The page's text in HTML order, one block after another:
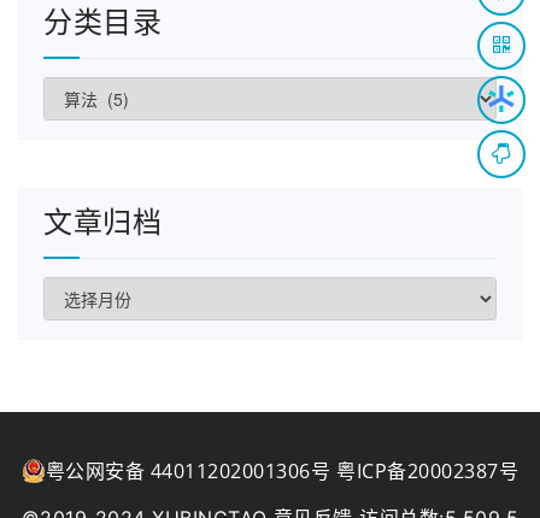
分类目录
类
文章归档
章
粤公网安备 44011202001306号 粤ICP备20002387号